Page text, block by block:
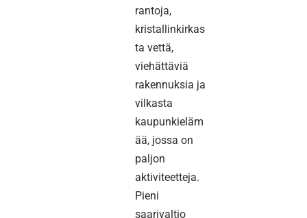
rantoja,
kristallinkirkas
ta vettä,
viehättäviä
rakennuksia ja
vilkasta
kaupunkieläm
ää, jossa on
paljon
aktiviteetteja.
Pieni
saarivaltio